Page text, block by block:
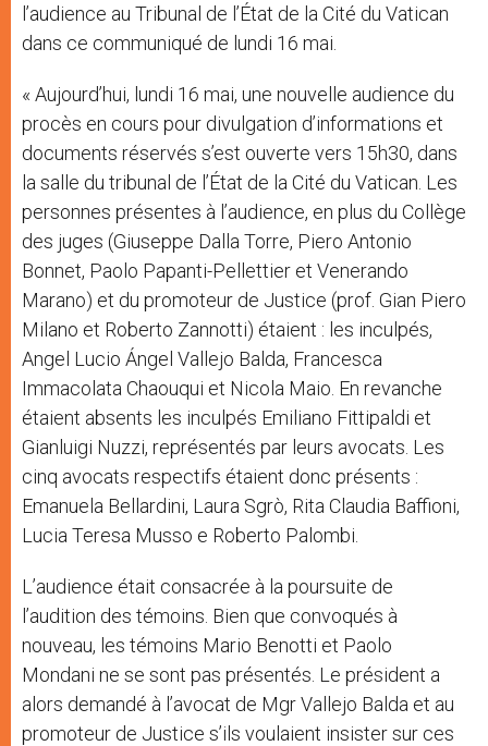
l’audience au Tribunal de l’État de la Cité du Vatican
dans ce communiqué de lundi 16 mai.
« Aujourd’hui, lundi 16 mai, une nouvelle audience du
procès en cours pour divulgation d’informations et
documents réservés s’est ouverte vers 15h30, dans
la salle du tribunal de l’État de la Cité du Vatican. Les
personnes présentes à l’audience, en plus du Collège
des juges (Giuseppe Dalla Torre, Piero Antonio
Bonnet, Paolo Papanti-Pellettier et Venerando
Marano) et du promoteur de Justice (prof. Gian Piero
Milano et Roberto Zannotti) étaient : les inculpés,
Angel Lucio Ángel Vallejo Balda, Francesca
Immacolata Chaouqui et Nicola Maio. En revanche
étaient absents les inculpés Emiliano Fittipaldi et
Gianluigi Nuzzi, représentés par leurs avocats. Les
cinq avocats respectifs étaient donc présents :
Emanuela Bellardini, Laura Sgrò, Rita Claudia Baffioni,
Lucia Teresa Musso e Roberto Palombi.
L’audience était consacrée à la poursuite de
l’audition des témoins. Bien que convoqués à
nouveau, les témoins Mario Benotti et Paolo
Mondani ne se sont pas présentés. Le président a
alors demandé à l’avocat de Mgr Vallejo Balda et au
promoteur de Justice s’ils voulaient insister sur ces